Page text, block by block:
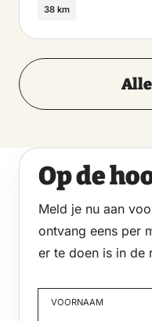
38 km
22 januari 2027
zaterdag
23 januari 2027
dinsdag
10:30 – 16:30
Op de
Meld je nu aan
ontvang eens per
er te doen is in de
VOORNAAM